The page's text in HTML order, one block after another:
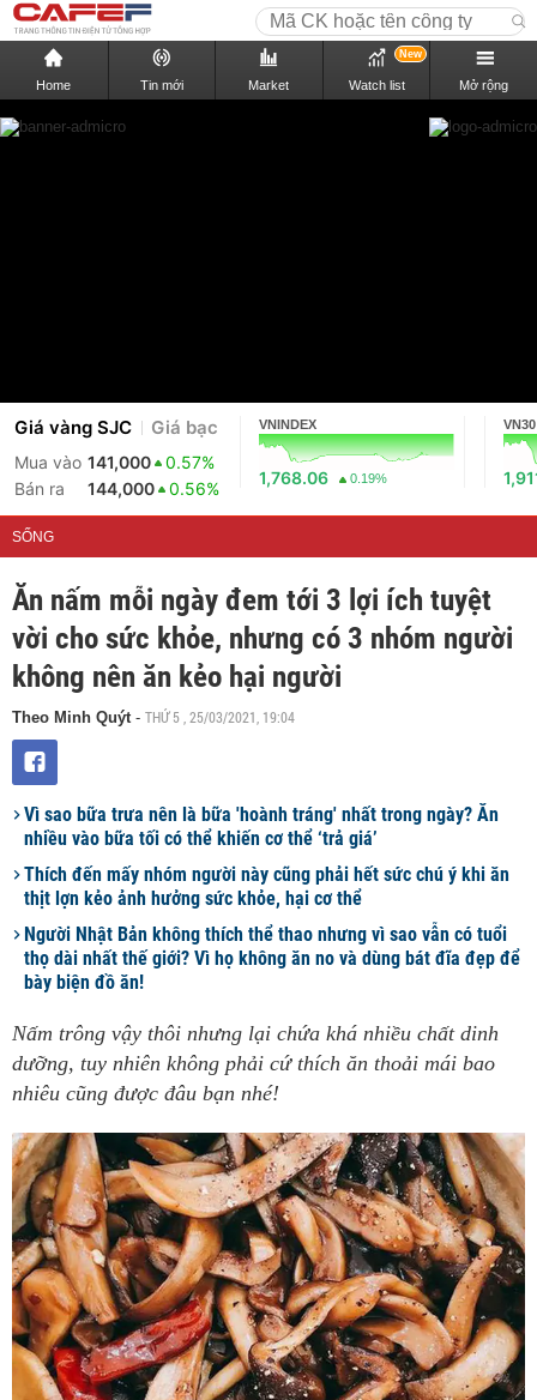
Home Tin mới Market Watch list
New
Mở rộng
Giá vàng SJC Giá bạc
Mua vào 141,000
0.57%
Bán ra
144,000 0.56%
VNINDEX
1,768.06 0.19%
VN30
SỐNG
Ăn nấm mỗi ngày đem tới 3 lợi ích tuyệt
vời cho sức khỏe, nhưng có 3 nhóm người
không nên ăn kẻo hại người
Theo Minh Quýt- THỨ 5 , 25/03/2021, 19:04
Vì sao bữa trưa nên là bữa 'hoành tráng' nhất trong ngày? Ăn
nhiều vào bữa tối có thể khiến cơ thể ‘trả giá’
Thích đến mấy nhóm người này cũng phải hết sức chú ý khi ăn
thịt lợn kẻo ảnh hưởng sức khỏe, hại cơ thể
Người Nhật Bản không thích thể thao nhưng vì sao vẫn có tuổi
thọ dài nhất thế giới? Vì họ không ăn no và dùng bát đĩa đẹp để
bày biện đồ ăn!
Nấm trông vậy thôi nhưng lại chứa khá nhiều chất dinh
dưỡng, tuy nhiên không phải cứ thích ăn thoải mái bao
nhiêu cũng được đâu bạn nhé!